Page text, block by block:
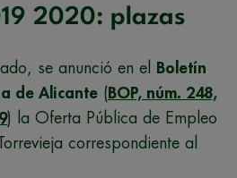
2020: plazas
se anunció en el
Boletín
de Alicante ( BOP, núm. 248,
) la Oferta Pública de Empleo
correspondiente al